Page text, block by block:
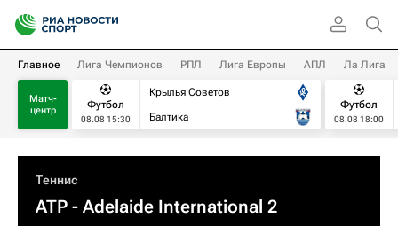
Главное Лига Чемпионов РПЛ Лига Европы АПЛ Ла Лига
Матч-
центр
Футбол
08.08 15:30
Крылья Советов
Балтика
Футбол
08.08 18:00
Теннис
ATP - Adelaide International 2